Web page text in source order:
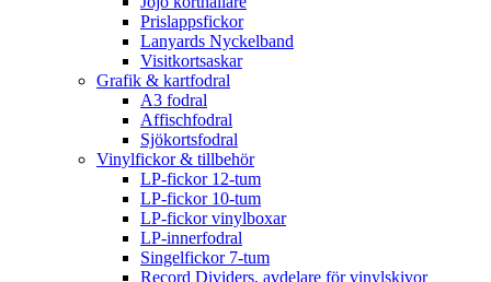
Prislappsfickor
Lanyards Nyckelband
Visitkortsaskar
Grafik & kartfodral
A3 fodral
Affischfodral
Sjökortsfodral
Vinylfickor & tillbehör
LP-fickor 12-tum
LP-fickor 10-tum
LP-fickor vinylboxar
LP-innerfodral
Singelfickor 7-tum
Record Dividers, avdelare för vinylskivor